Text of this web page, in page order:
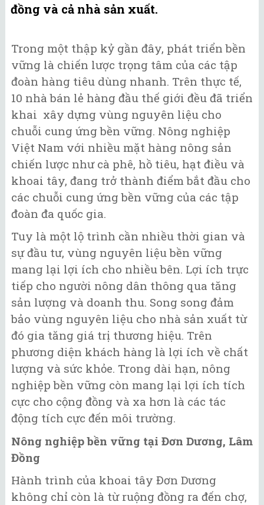
đồng và cả nhà sản xuất.
Trong một thập kỷ gần đây, phát triển bền
vững là chiến lược trọng tâm của các tập
đoàn hàng tiêu dùng nhanh. Trên thực tế,
10 nhà bán lẻ hàng đầu thế giới đều đã triển
khai xây dựng vùng nguyên liệu cho
chuỗi cung ứng bền vững. Nông nghiệp
Việt Nam với nhiều mặt hàng nông sản
chiến lược như cà phê, hồ tiêu, hạt điều và
khoai tây, đang trở thành điểm bắt đầu cho
các chuỗi cung ứng bền vững của các tập
đoàn đa quốc gia.
Tuy là một lộ trình cần nhiều thời gian và
sự đầu tư, vùng nguyên liệu bền vững
mang lại lợi ích cho nhiều bên. Lợi ích trực
tiếp cho người nông dân thông qua tăng
sản lượng và doanh thu. Song song đảm
bảo vùng nguyên liệu cho nhà sản xuất từ
đó gia tăng giá trị thương hiệu. Trên
phương diện khách hàng là lợi ích về chất
lượng và sức khỏe. Trong dài hạn, nông
nghiệp bền vững còn mang lại lợi ích tích
cực cho cộng đồng và xa hơn là các tác
động tích cực đến môi trường.
Nông nghiệp bền vững tại Đơn Dương, Lâm
Đồng
Hành trình của khoai tây Đơn Dương
không chỉ còn là từ ruộng đồng ra đến chợ,